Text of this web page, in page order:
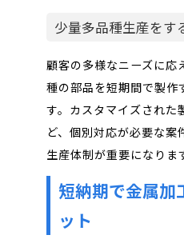
少量多品種生産をす
顧客の多様なニーズに応
種の部品を短期間で製作
す。カスタマイズされた
ど、個別対応が必要な案
生産体制が重要になりま
短納期で金属加
ット